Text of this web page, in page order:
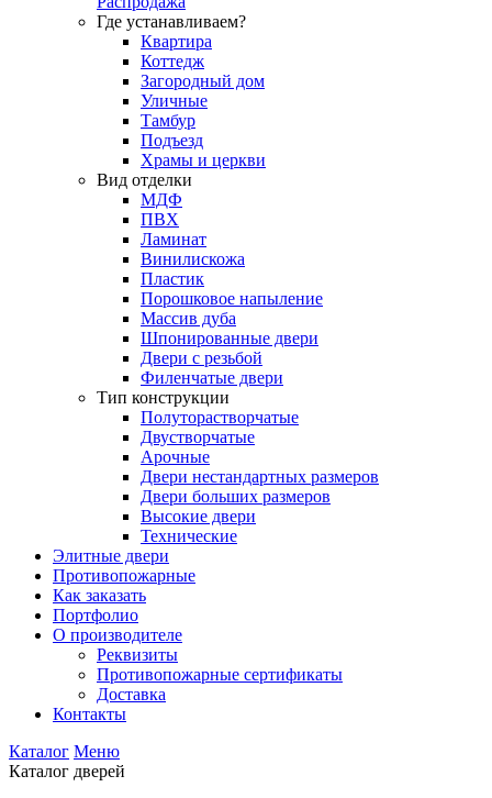
Где устанавливаем?
Квартира
Коттедж
Загородный дом
Уличные
Тамбур
Подъезд
Храмы и церкви
Вид отделки
МДФ
ПВХ
Ламинат
Винилискожа
Пластик
Порошковое напыление
Массив дуба
Шпонированные двери
Двери с резьбой
Филенчатые двери
Тип конструкции
Полуторастворчатые
Двустворчатые
Арочные
Двери нестандартных размеров
Двери больших размеров
Высокие двери
Технические
Элитные двери
Противопожарные
Как заказать
Портфолио
О производителе
Реквизиты
Противопожарные сертификаты
Доставка
Контакты
Каталог Меню
Каталог дверей